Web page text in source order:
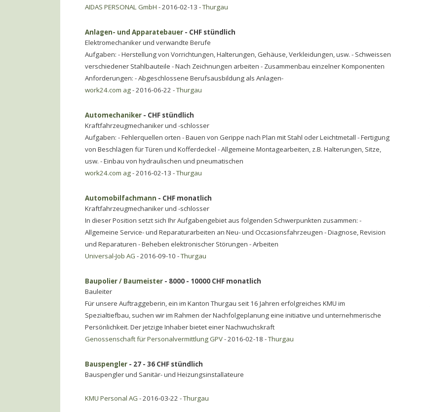
AIDAS PERSONAL GmbH - 2016-02-13 -Thurgau
Anlagen- und Apparatebauer - CHF stündlich
Elektromechaniker und verwandte Berufe
Aufgaben: - Herstellung von Vorrichtungen, Halterungen, Gehäuse, Verkleidungen, usw. - Schweissen
verschiedener Stahlbauteile - Nach Zeichnungen arbeiten - Zusammenbau einzelner Komponenten
Anforderungen: - Abgeschlossene Berufsausbildung als Anlagen-
work24.com ag- 2016-06-22 -Thurgau
Automechaniker - CHF stündlich
Kraftfahrzeugmechaniker und -schlosser
Aufgaben: - Fehlerquellen orten - Bauen von Gerippe nach Plan mit Stahl oder Leichtmetall - Fertigung
von Beschlägen für Türen und Kofferdeckel - Allgemeine Montagearbeiten, z.B. Halterungen, Sitze,
usw. - Einbau von hydraulischen und pneumatischen
work24.com ag- 2016-02-13 -Thurgau
Automobilfachmann - CHF monatlich
Kraftfahrzeugmechaniker und -schlosser
In dieser Position setzt sich Ihr Aufgabengebiet aus folgenden Schwerpunkten zusammen: -
Allgemeine Service- und Reparaturarbeiten an Neu- und Occasionsfahrzeugen - Diagnose, Revision
und Reparaturen - Beheben elektronischer Störungen - Arbeiten
Universal-Job AG - 2016-09-10 -Thurgau
Baupolier / Baumeister - 8000 - 10000 CHF monatlich
Bauleiter
Für unsere Auftraggeberin, ein im Kanton Thurgau seit 16 Jahren erfolgreiches KMU im
Spezialtiefbau, suchen wir im Rahmen der Nachfolgeplanung eine initiative und unternehmerische
Persönlichkeit. Der jetzige Inhaber bietet einer Nachwuchskraft
Genossenschaft für Personalvermittlung GPV- 2016-02-18 -Thurgau
Bauspengler - 27 - 36 CHF stündlich
Bauspengler und Sanitär- und Heizungsinstallateure
KMU Personal AG - 2016-03-22 -Thurgau